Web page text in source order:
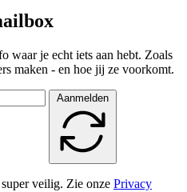
waar je echt iets aan hebt. Zoals
maken - en hoe jij ze voorkomt.
Aanmelden
veilig. Zie onze Privacy